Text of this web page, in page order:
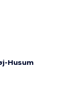
Husum